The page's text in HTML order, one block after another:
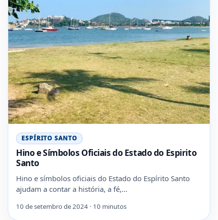
ESPÍRITO SANTO
Hino e Símbolos Oficiais do Estado do Espirito
Santo
Hino e símbolos oficiais do Estado do Espírito Santo
ajudam a contar a história, a fé,…
10 de setembro de 2024 · 10 minutos